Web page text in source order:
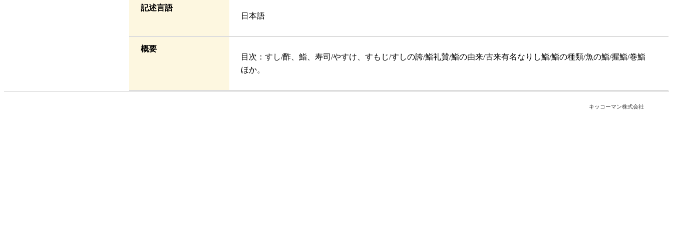
記述言語
日本語
概要
目次：すし/酢、鮨、寿司/やすけ、すもじ/すしの誇/鮨礼賛/鮨の由来/古来有名なりし鮨/鮨の種類/魚の鮨/握鮨/巻鮨
ほか。
キッコーマン株式会社